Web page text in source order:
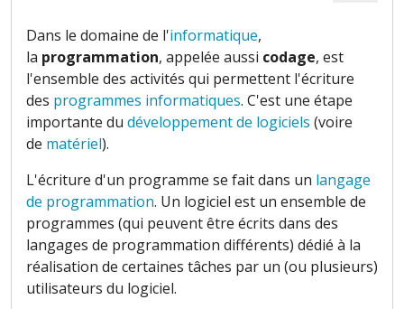
Dans le domaine de l'informatique,
la programmation, appelée aussi codage, est
l'ensemble des activités qui permettent l'écriture
des programmes informatiques. C'est une étape
importante du développement de logiciels (voire
de matériel).
L'écriture d'un programme se fait dans un langage
de programmation. Un logiciel est un ensemble de
programmes (qui peuvent être écrits dans des
langages de programmation différents) dédié à la
réalisation de certaines tâches par un (ou plusieurs)
utilisateurs du logiciel.